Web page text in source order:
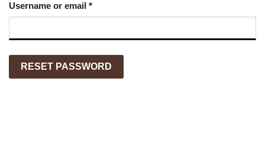
Username or email *Required
RESET PASSWORD